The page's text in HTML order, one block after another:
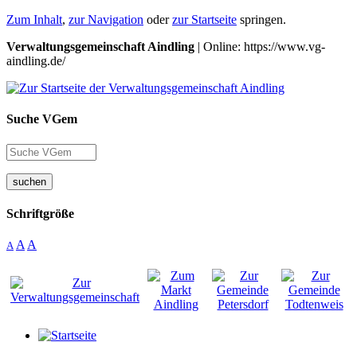
Zum Inhalt, zur Navigation oderzur Startseite springen.
Verwaltungsgemeinschaft Aindling | Online: https://www.vg-
aindling.de/
Suche VGem
suchen
Schriftgröße
A A A